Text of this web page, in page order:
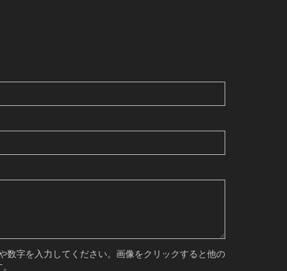
数字を入力してください。画像をクリックすると他の